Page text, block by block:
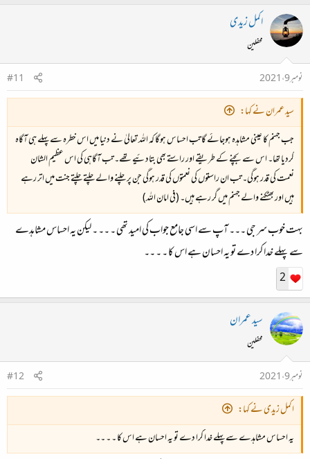
اکمل زیدی
محفلین
نومبر 9، 2021
#11
سید عمران نے کہا:
جب جہنم کا عینی مشاہدہ ہوجائے گا تب احساس ہوگا کہ اللہ تعالیٰ نے دنیا میں اس خطرہ سے پہلے ہی آگاہ
کردیا تھا۔ اس سے بچنے کے طریقے اور راستے بھی بتادئیے تھے۔ تب آگاہی کی اس عظیم الشان
نعمت کی قدر ہوگی۔ تب ان راستوں کی نعمتوں کی قدر ہوگی جن پر چلنے والے چلتے چلتے جنت میں اتر رہے
ہیں اور بھٹکنے والے جہنم میں گر رہے ہیں۔ (فی امان اللہ)
بہت خوب سر جی ۔۔۔ آپ سے اسی جامع جواب کی امید تھی ۔ ۔۔ ۔ لیکن یہ احساس مشاہدے
سے پہلے خدا کرا دے تو یہ احسان ہے اس کا ۔ ۔ ۔۔
2
سید عمران
محفلین
نومبر 9، 2021
#12
اکمل زیدی نے کہا:
یہ احساس مشاہدے سے پہلے خدا کرا دے تو یہ احسان ہے اس کا ۔ ۔ ۔۔